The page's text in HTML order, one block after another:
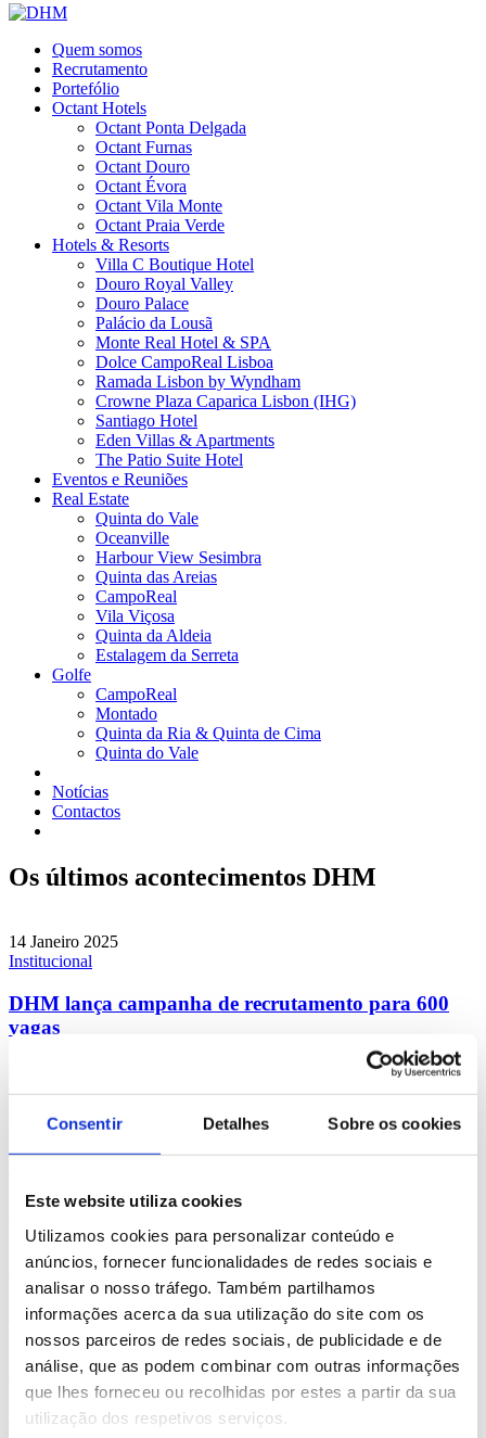
Consentir Detalhes Sobre os cookies
Este website utiliza cookies
Utilizamos cookies para personalizar conteúdo e
anúncios, fornecer funcionalidades de redes sociais e
analisar o nosso tráfego. Também partilhamos
informações acerca da sua utilização do site com os
nossos parceiros de redes sociais, de publicidade e de
análise, que as podem combinar com outras informações
que lhes forneceu ou recolhidas por estes a partir da sua
utilização dos respetivos serviços.
Quem somos
Recrutamento
Portefólio
Octant Hotels
Octant Ponta Delgada
Octant Furnas
Octant Douro
Octant Évora
Octant Vila Monte
Octant Praia Verde
Hotels & Resorts
Villa C Boutique Hotel
Douro Royal Valley
Douro Palace
Palácio da Lousã
Monte Real Hotel & SPA
Dolce CampoReal Lisboa
Ramada Lisbon by Wyndham
Crowne Plaza Caparica Lisbon (IHG)
Santiago Hotel
Eden Villas & Apartments
The Patio Suite Hotel
Eventos e Reuniões
Real Estate
Quinta do Vale
Oceanville
Harbour View Sesimbra
Quinta das Areias
CampoReal
Vila Viçosa
Quinta da Aldeia
Estalagem da Serreta
Golfe
CampoReal
Montado
Quinta da Ria & Quinta de Cima
Quinta do Vale
Notícias
Contactos
Os últimos acontecimentos DHM
14 Janeiro 2025
Institucional
DHM lança campanha de recrutamento para 600
vagas
A Discovery Hotel Management (DHM), grupo hoteleiro de
Grupo hoteleiro DHM recruta no estádio da Luz e
do Dragão. Tem 400 vagas
O primeiro evento de recrutamento está marcado para 16 de março,
no Estádio do Sport Lisboa e Benfica, e o...
Ler notícia
10 Março 2023
Institucional
Grupo hoteleiro DHM recruta no estádio da Luz e